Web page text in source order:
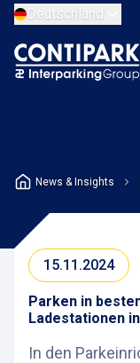
Deutschland
News & Insights
15.11.2024
Parken in
Ladestationen
In den